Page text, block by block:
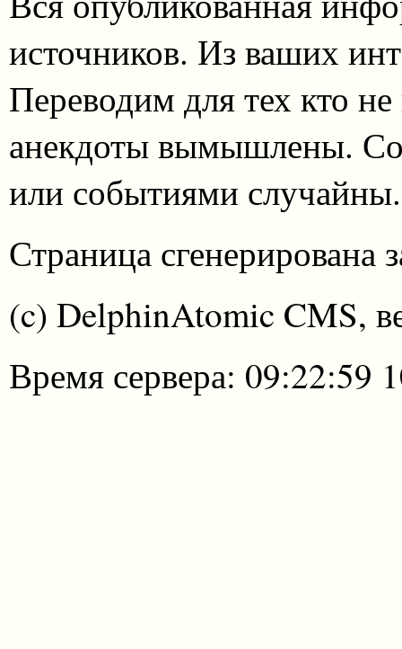
источников. Из ваших
Переводим для тех кто
анекдоты вымышлены.
или событиями случайны.
Страница сгенерирована
(c) DelphinAtomic CMS,
Время сервера: 09:22:59